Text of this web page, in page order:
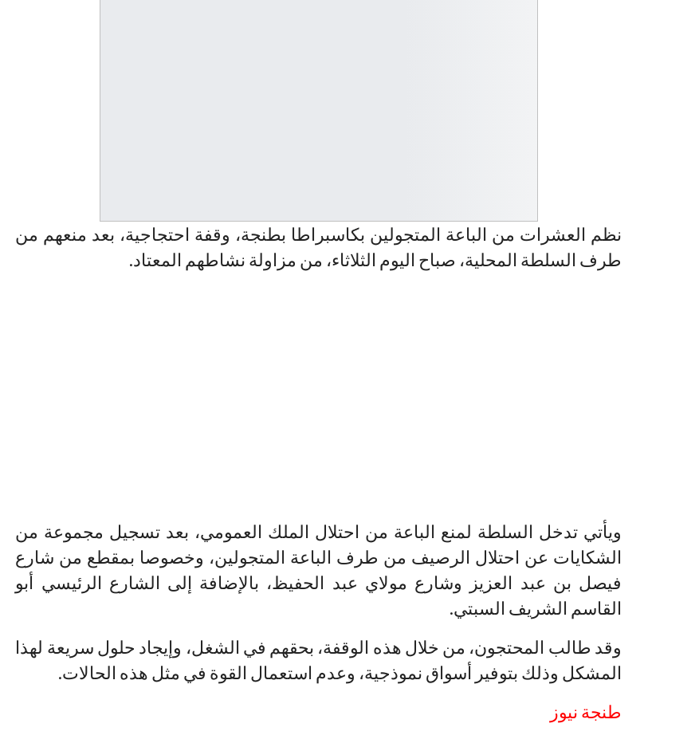
نظم العشرات من الباعة المتجولين بكاسبراطا بطنجة، وقفة احتجاجية، بعد منعهم من
طرف السلطة المحلية، صباح اليوم الثلاثاء، من مزاولة نشاطهم المعتاد.
ويأتي تدخل السلطة لمنع الباعة من احتلال الملك العمومي، بعد تسجيل مجموعة من
الشكايات عن احتلال الرصيف من طرف الباعة المتجولين، وخصوصا بمقطع من شارع
فيصل بن عبد العزيز وشارع مولاي عبد الحفيظ، بالإضافة إلى الشارع الرئيسي أبو
القاسم الشريف السبتي.
وقد طالب المحتجون، من خلال هذه الوقفة، بحقهم في الشغل، وإيجاد حلول سريعة لهذا
المشكل وذلك بتوفير أسواق نموذجية، وعدم استعمال القوة في مثل هذه الحالات.
طنجة نيوز